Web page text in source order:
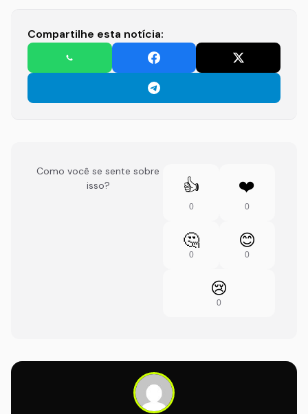
Compartilhe esta notícia:
Como você se sente sobre
isso?
👍
0
❤️
0
🤔
0
😊
0
😢
0